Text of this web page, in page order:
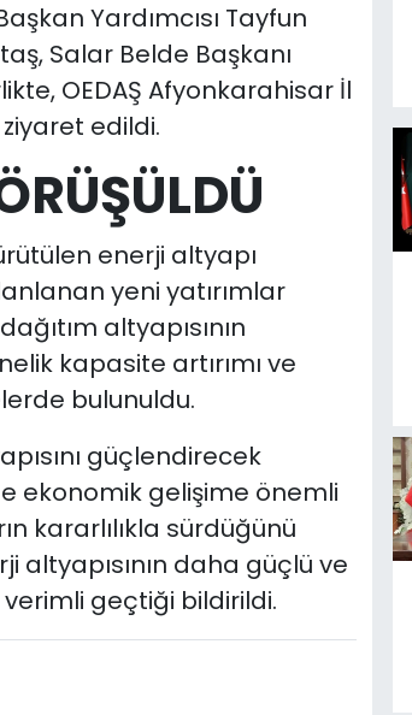
Yardımcısı Tayfun
Salar Belde Başkanı
OEDAŞ Afyonkarahisar İl
edildi.
enerji altyapı
yeni yatırımlar
altyapısının
kapasite artırımı ve
bulunuldu.
güçlendirecek
ekonomik gelişime önemli
kararlılıkla sürdüğünü
altyapısının daha güçlü ve
verimli geçtiği bildirildi.